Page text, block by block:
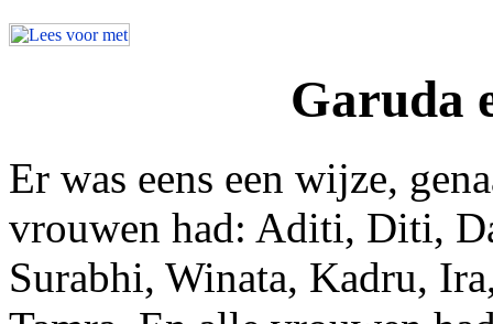
Garuda
Er was eens een wijze,
vrouwen had: Aditi, Diti,
Surabhi, Winata, Kadru,